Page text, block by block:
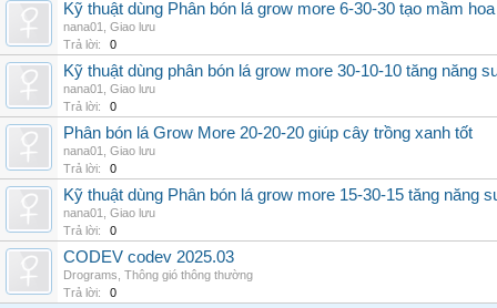
Kỹ thuật dùng Phân bón lá grow more 6-30-30 tạo mầm hoa
nana01
Giao lưu
Trả lời:
0
Kỹ thuật dùng phân bón lá grow more 30-10-10 tăng năng
nana01
Giao lưu
Trả lời:
0
Phân bón lá Grow More 20-20-20 giúp cây trồng xanh tốt
nana01
Giao lưu
Trả lời:
0
Kỹ thuật dùng Phân bón lá grow more 15-30-15 tăng năng
nana01
Giao lưu
Trả lời:
0
CODEV codev 2025.03
Drograms Thông gió thông thường
Trả lời:
0